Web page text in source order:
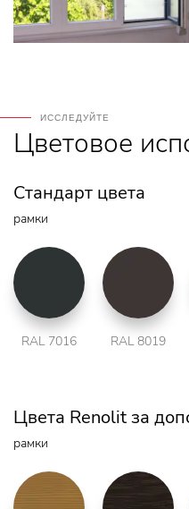
ИССЛЕДУЙТЕ
Цветовое
Стандарт цвета
рамки
RAL 7016 RAL 8019
Цвета Renolit за
рамки